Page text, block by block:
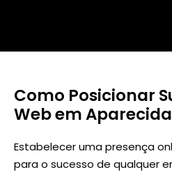
Como Posicionar
Web em
Estabelecer uma presença
para o sucesso de qualquer